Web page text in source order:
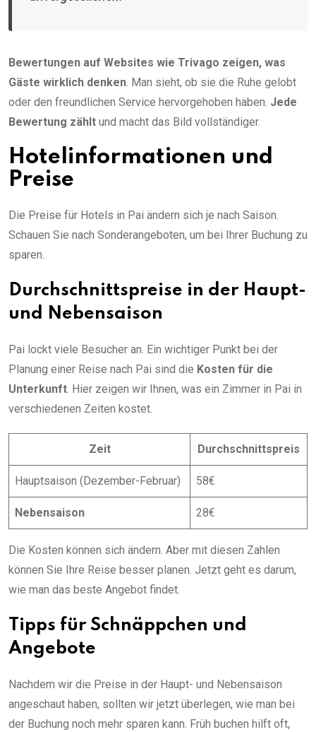
Bewertungen auf Websites wie Trivago zeigen, was
Gäste wirklich denken. Man sieht, ob sie die Ruhe gelobt
oder den freundlichen Service hervorgehoben haben. Jede
Bewertung zählt und macht das Bild vollständiger.
Hotelinformationen und
Preise
Die Preise für Hotels in Pai ändern sich je nach Saison.
Schauen Sie nach Sonderangeboten, um bei Ihrer Buchung zu
sparen.
Durchschnittspreise in der Haupt-
und Nebensaison
Pai lockt viele Besucher an. Ein wichtiger Punkt bei der
Planung einer Reise nach Pai sind die Kosten für die
Unterkunft. Hier zeigen wir Ihnen, was ein Zimmer in Pai in
verschiedenen Zeiten kostet.
Zeit Durchschnittspreis
Hauptsaison (Dezember-Februar) 58€
Nebensaison 28€
Die Kosten können sich ändern. Aber mit diesen Zahlen
können Sie Ihre Reise besser planen. Jetzt geht es darum,
wie man das beste Angebot findet.
Tipps für Schnäppchen und
Angebote
Nachdem wir die Preise in der Haupt- und Nebensaison
angeschaut haben, sollten wir jetzt überlegen, wie man bei
der Buchung noch mehr sparen kann. Früh buchen hilft oft,